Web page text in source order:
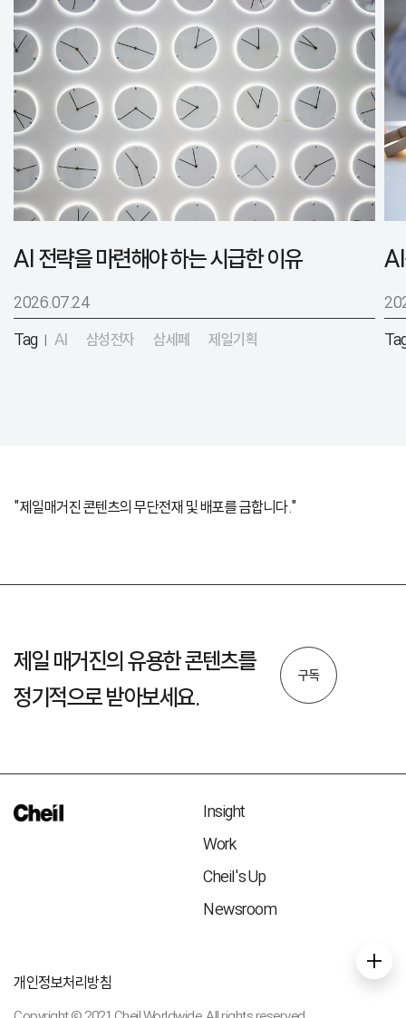
AI 전략을 마련해야 하는 시급한 이유
2026.07.24
Tag
AI 삼성전자 삼세페 제일기획
"제일매거진 콘텐츠의 무단전재 및 배포를 금합니다."
제일 매거진의 유용한 콘텐츠를
정기적으로 받아보세요.
구독
Insight
Work
Cheil's Up
Newsroom
개인정보처리방침